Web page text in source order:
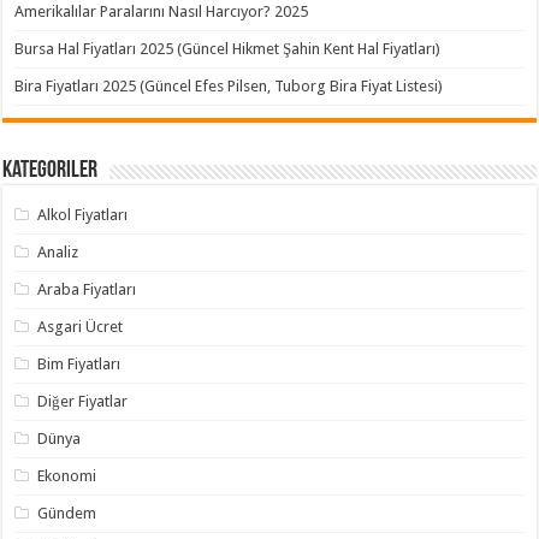
Amerikalılar Paralarını Nasıl Harcıyor? 2025
Bursa Hal Fiyatları 2025 (Güncel Hikmet Şahin Kent Hal Fiyatları)
Bira Fiyatları 2025 (Güncel Efes Pilsen, Tuborg Bira Fiyat Listesi)
Kategoriler
Alkol Fiyatları
Analiz
Araba Fiyatları
Asgari Ücret
Bim Fiyatları
Diğer Fiyatlar
Dünya
Ekonomi
Gündem